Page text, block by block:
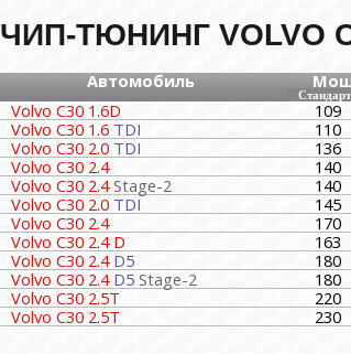
ЧИП-ТЮНИНГ VOLVO
Автомобиль
Стандарт
Volvo C30 1.6D 109
Volvo C30 1.6 TDI 110
Volvo C30 2.0 TDI 136
Volvo C30 2.4
140
Volvo C30 2.4Stage-2 140
Volvo C30 2.0 TDI 145
Volvo C30 2.4
170
Volvo C30 2.4 D
163
Volvo C30 2.4D5 180
Volvo C30 2.4D5 Stage-2 180
Volvo C30 2.5T
220
Volvo C30 2.5T
230